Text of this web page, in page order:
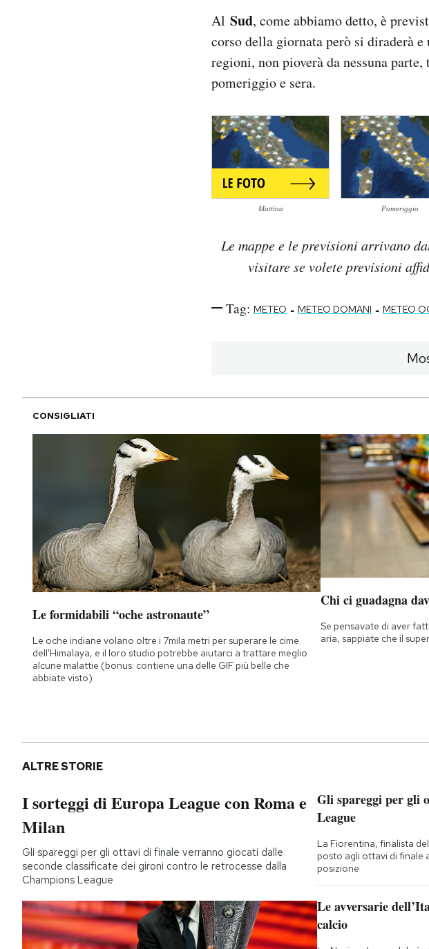
Al Sud, come abbiamo detto, è
corso della giornata però si diraderà
regioni, non pioverà da nessuna
pomeriggio e sera.
Mattina Pomeriggio
Le mappe e le previsioni arrivano
visitare se volete previsioni
Tag: METEO - METEO DOMANI - METEO
CONSIGLIATI
Le formidabili “oche astronaute”
Le oche indiane volano oltre i 7mila metri per superare le cime
dell'Himalaya, e il loro studio potrebbe aiutarci a trattare meglio
alcune malattie (bonus: contiene una delle GIF più belle che
abbiate visto)
Chi ci guadagna
Se pensavate di aver
aria, sappiate che il
ALTRE STORIE
I sorteggi di Europa League con Roma e
Milan
Gli spareggi per gli ottavi di finale verranno giocati dalle
seconde classificate dei gironi contro le retrocesse dalla
Champions League
Gli spareggi per gli
League
La Fiorentina, finalista
posto agli ottavi di finale
posizione
Le avversarie
calcio